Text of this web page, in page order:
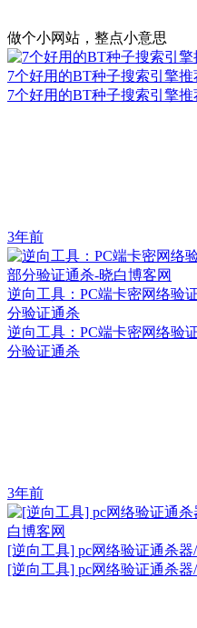
做个小网站，整点小意思
7个好用的BT种子搜索引擎推
7个好用的BT种子搜索引擎推
3年前
逆向工具：PC端卡密网络验
分验证通杀
逆向工具：PC端卡密网络验
分验证通杀
3年前
[逆向工具] pc网络验证通杀
[逆向工具] pc网络验证通杀